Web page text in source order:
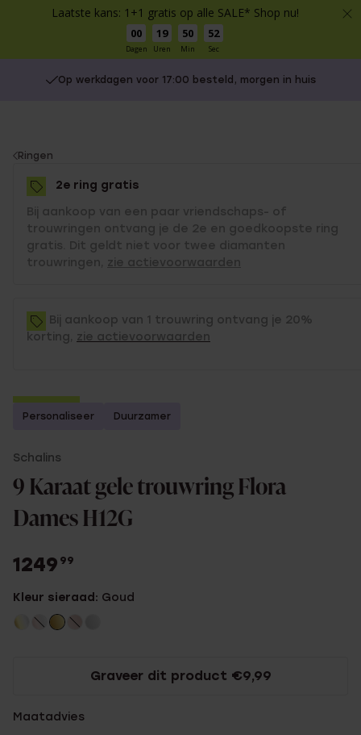
Laatste kans: 1+1 gratis op alle SALE* Shop nu!
00
Dagen
19
Uren
50
Min
52
Sec
Op werkdagen voor 17:00 besteld, morgen in huis
You
are
here:
Ringen
2e ring gratis
Bij aankoop van een paar vriendschaps- of
trouwringen ontvang je de 2e en goedkoopste ring
gratis. Dit geldt niet voor twee diamanten
trouwringen, zie actievoorwaarden
Bij aankoop van 1 trouwring ontvang je 20%
korting, zie actievoorwaarden
2e gratis
Personaliseer Duurzamer
Schalins
9 Karaat gele trouwring Flora
Dames H12G
1249 99
Kleur sieraad: Goud
Graveer dit product €9,99
Maatadvies